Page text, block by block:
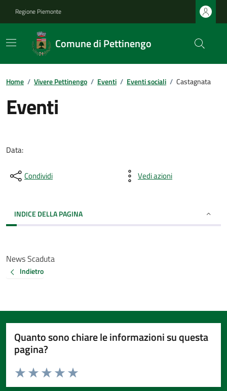
Regione Piemonte
Comune di Pettinengo
Home / Vivere Pettinengo / Eventi / Eventi sociali / Castagnata
Eventi
Data:
Condividi Vedi azioni
INDICE DELLA PAGINA
News Scaduta
Indietro
Quanto sono chiare le informazioni su questa
pagina?
Valuta da 1 a 5 stelle la pagina
Valuta 5 stelle su 5
Valuta 4 stelle su 5
Valuta 3 stelle su 5
Valuta 2 stelle su 5
Valuta 1 stelle su 5